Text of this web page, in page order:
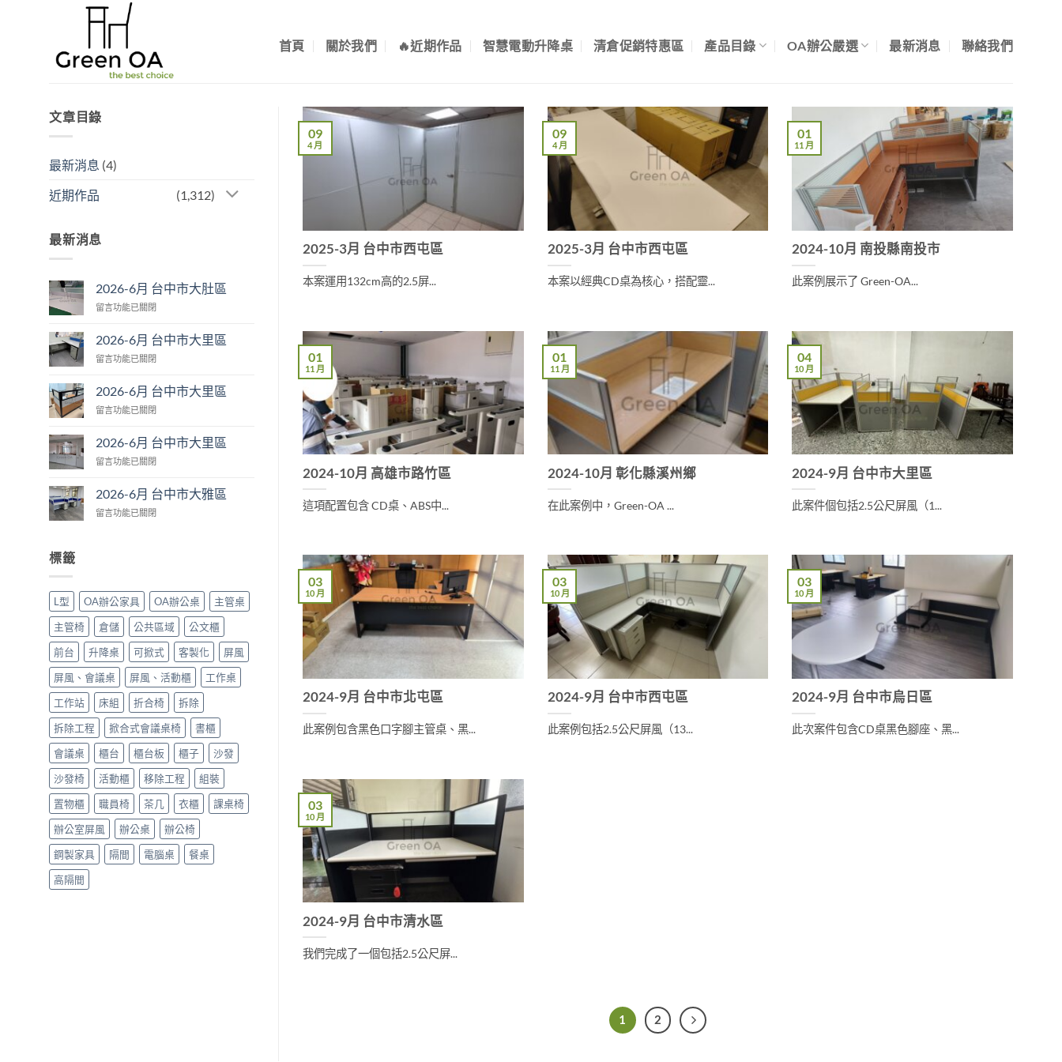
首頁 關於我們 🔥近期作品 智慧電動升降桌 清倉促銷特惠區 產品目錄 OA辦公嚴選 最新消息 聯絡我們
文章目錄
最新消息 (4)
近期作品 (1,312)
最新消息
2026-6月 台中市大肚區
在
月
台
市
肚
中
留言功能已關閉
2026-6月 台中市大里區
在
月
台
市
里
中
留言功能已關閉
2026-6月 台中市大里區
在
月
台
市
里
留言功能已關閉
2026-6月 台中市大里區
在
月
台
中
留言功能已關閉
2026-6月 台中市大雅區
在
市
大
雅
區〉
中
留言功能已關閉
標籤
L型 OA辦公家具 OA辦公桌
主管桌
主管椅
倉儲 公共區域
公文櫃
前台
升降桌 可掀式 客製化
屏風
屏風、會議桌
屏風、活動櫃
工作桌
工作站
床組 折合椅
拆除
拆除工程
掀合式會議桌椅
書櫃
會議桌
櫃台 櫃台板 櫃子
沙發
沙發椅
活動櫃 移除工程
組裝
置物櫃
職員椅 茶几 衣櫃
課桌椅
辦公室屏風
辦公桌
辦公椅
鋼製家具
隔間 電腦桌
餐桌
高隔間
2025-3月 台中市西屯區
本案運用132cm高的2.5屏...
09
4 月
2025-3月 台中市西屯區
本案以經典CD桌為核心，搭配靈...
09
4 月
2024-10月 南投縣南投市
此案例展示了 Green-OA...
01
11 月
2024-10月 高雄市路竹區
這項配置包含 CD桌、ABS中...
01
11 月
2024-10月 彰化縣溪州鄉
在此案例中，Green-OA ...
01
11 月
2024-9月 台中市大里區
此案件個包括2.5公尺屏風（1...
04
10 月
2024-9月 台中市北屯區
此案例包含黑色口字腳主管桌、黑...
03
10 月
2024-9月 台中市西屯區
此案例包括2.5公尺屏風（13...
03
10 月
2024-9月 台中市烏日區
此次案件包含CD桌黑色腳座、黑...
03
10 月
2024-9月 台中市清水區
我們完成了一個包括2.5公尺屏...
03
10 月
1 2